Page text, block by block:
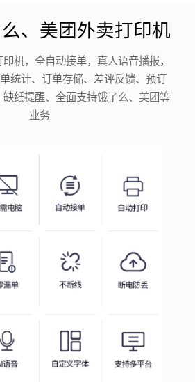
、美团外卖打印机
机，全自动接单，真人语音播报，
统计、订单存储、差评反馈、预订
纸提醒、全面支持饿了么、美团等
业务